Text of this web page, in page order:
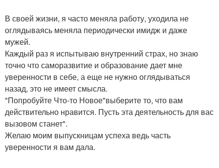
В своей жизни, я часто меняла работу, уходила не
оглядываясь меняла периодически имидж и даже
мужей.
Каждый раз я испытываю внутренний страх, но знаю
точно что саморазвитие и образование дает мне
уверенности в себе, а еще не нужно оглядываться
назад, это не имеет смысла.
"Попробуйте Что-то Новое"выберите то, что вам
действительно нравится. Пусть эта деятельность для вас
вызовом станет".
Желаю моим выпускницам успеха ведь часть
уверенности я вам дала.